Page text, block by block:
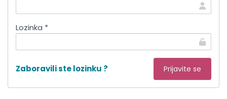
Lozinka *
Zaboravili ste lozinku ?